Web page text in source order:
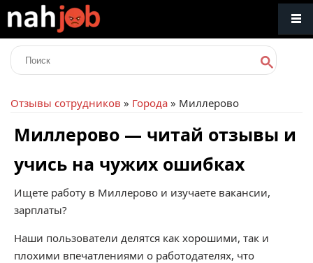
Отзывы сотрудников » Города » Миллерово
Миллерово — читай отзывы и
учись на чужих ошибках
Ищете работу в Миллерово и изучаете вакансии,
зарплаты?
Наши пользователи делятся как хорошими, так и
плохими впечатлениями о работодателях, что